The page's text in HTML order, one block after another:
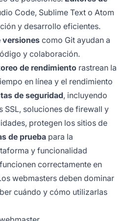
Code, Sublime Text o Atom
y desarrollo eficientes.
versiones como Git ayudan a
y colaboración.
de rendimiento rastrean la
en línea y el rendimiento
de seguridad, incluyendo
SSL, soluciones de firewall y
protegen los sitios de
de prueba para la
y funcionalidad
correctamente en
webmasters deben dominar
cuándo y cómo utilizarlas